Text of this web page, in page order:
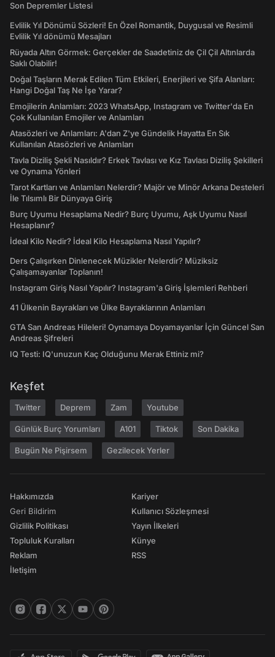
Son Depremler Listesi
Evlilik Yıl Dönümü Sözleri! En Özel Romantik, Duygusal ve Resimli
Evlilik Yıl dönümü Mesajları
Rüyada Altın Görmek: Gerçekler de Saadetiniz de Çil Çil Altınlarda
Saklı Olabilir!
Doğal Taşların Merak Edilen Tüm Etkileri, Enerjileri ve Şifa Alanları:
Hangi Doğal Taş Ne İşe Yarar?
Emojilerin Anlamları: 2023 WhatsApp, Instagram ve Twitter'da En
Çok Kullanılan Emojiler ve Anlamları
Atasözleri ve Anlamları: A'dan Z'ye Gündelik Hayatta En Sık
Kullanılan Atasözleri ve Anlamları
Tavla Diziliş Şekli Nasıldır? Erkek Tavlası ve Kız Tavlası Diziliş Şekilleri
ve Oynama Yönleri
Tarot Kartları ve Anlamları Nelerdir? Majör ve Minör Arkana Desteleri
İle Tılsımlı Bir Dünyaya Giriş
Burç Uyumu Hesaplama Nedir? Burç Uyumu, Aşk Uyumu Nasıl
Hesaplanır?
İdeal Kilo Nedir? İdeal Kilo Hesaplama Nasıl Yapılır?
Ders Çalışırken Dinlenecek Müzikler Nelerdir? Müziksiz
Çalışamayanlar Toplanın!
Instagram Giriş Nasıl Yapılır? Instagram'a Giriş İşlemleri Rehberi
41 Ülkenin Bayrakları ve Ülke Bayraklarının Anlamları
GTA San Andreas Hileleri! Oynamaya Doyamayanlar İçin Güncel San
Andreas Şifreleri
IQ Testi: IQ'unuzun Kaç Olduğunu Merak Ettiniz mi?
Keşfet
Twitter Deprem Zam Youtube
Günlük Burç Yorumları A101 Tiktok Son Dakika
Bugün Ne Pişirsem Gezilecek Yerler
Hakkımızda
Geri Bildirim
Gizlilik Politikası
Topluluk Kuralları
Reklam
İletişim
Kariyer
Kullanıcı Sözleşmesi
Yayın İlkeleri
Künye
RSS